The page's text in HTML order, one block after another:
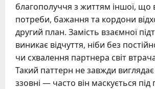
благополуччя з життям іншої, що
потреби, бажання та кордони
другий план. Замість взаємної
виникає відчуття, ніби без
чи схвалення партнера світ
Такий паттерн не завжди
ззовні — часто він маскується під